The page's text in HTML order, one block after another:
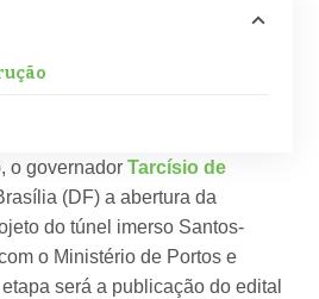
o governadorTarcísio de
(DF) a abertura da
do túnel imerso Santos-
o Ministério de Portos e
será a publicação do edital